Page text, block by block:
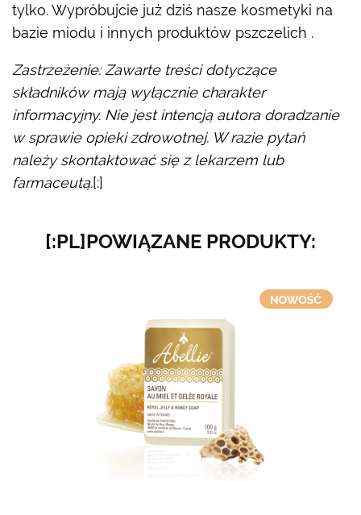
tylko. Wypróbujcie już dziś nasze kosmetyki na
bazie miodu i innych produktów pszczelich .
Zastrzeżenie: Zawarte treści dotyczące
składników mają wyłącznie charakter
informacyjny. Nie jest intencją autora doradzanie
w sprawie opieki zdrowotnej. W razie pytań
należy skontaktować się z lekarzem lub
farmaceutą.[:]
[:PL]POWIĄZANE PRODUKTY: